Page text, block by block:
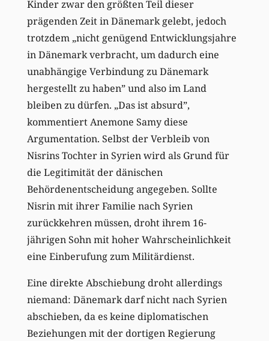
Kinder zwar den größten Teil dieser
prägenden Zeit in Dänemark gelebt, jedoch
trotzdem „nicht genügend Entwicklungsjahre
in Dänemark verbracht, um dadurch eine
unabhängige Verbindung zu Dänemark
hergestellt zu haben” und also im Land
bleiben zu dürfen. „Das ist absurd”,
kommentiert Anemone Samy diese
Argumentation. Selbst der Verbleib von
Nisrins Tochter in Syrien wird als Grund für
die Legitimität der dänischen
Behördenentscheidung angegeben. Sollte
Nisrin mit ihrer Familie nach Syrien
zurückkehren müssen, droht ihrem 16-
jährigen Sohn mit hoher Wahrscheinlichkeit
eine Einberufung zum Militärdienst.
Eine direkte Abschiebung droht allerdings
niemand: Dänemark darf nicht nach Syrien
abschieben, da es keine diplomatischen
Beziehungen mit der dortigen Regierung